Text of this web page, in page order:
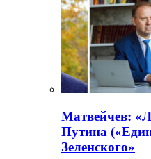
Матвейчев:
Путина
Зеленского»